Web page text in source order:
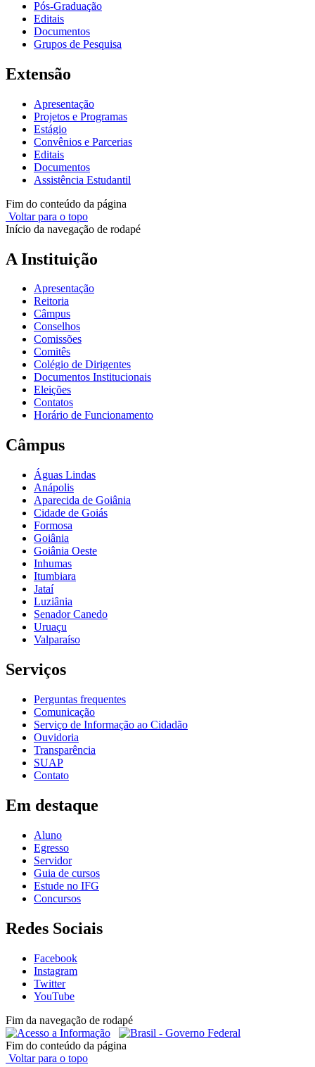
Pós-Graduação
Editais
Documentos
Grupos de Pesquisa
Extensão
Apresentação
Projetos e Programas
Estágio
Convênios e Parcerias
Editais
Documentos
Assistência Estudantil
Fim do conteúdo da página
Voltar para o topo
Início da navegação de rodapé
A Instituição
Apresentação
Reitoria
Câmpus
Conselhos
Comissões
Comitês
Colégio de Dirigentes
Documentos Institucionais
Eleições
Contatos
Horário de Funcionamento
Câmpus
Águas Lindas
Anápolis
Aparecida de Goiânia
Cidade de Goiás
Formosa
Goiânia
Goiânia Oeste
Inhumas
Itumbiara
Jataí
Luziânia
Senador Canedo
Uruaçu
Valparaíso
Serviços
Perguntas frequentes
Comunicação
Serviço de Informação ao Cidadão
Ouvidoria
Transparência
SUAP
Contato
Em destaque
Aluno
Egresso
Servidor
Guia de cursos
Estude no IFG
Concursos
Redes Sociais
Facebook
Instagram
Twitter
YouTube
Fim da navegação de rodapé
Fim do conteúdo da página
Voltar para o topo